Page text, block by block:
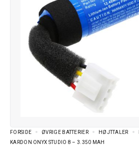
FORSIDE ØVRIGE BATTERIER HØJTTALER
KARDON ONYX STUDIO 8 – 3.350 MAH